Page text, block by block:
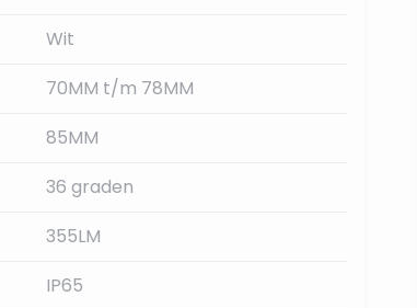
Wit
70MM t/m 78MM
85MM
36 graden
355LM
IP65